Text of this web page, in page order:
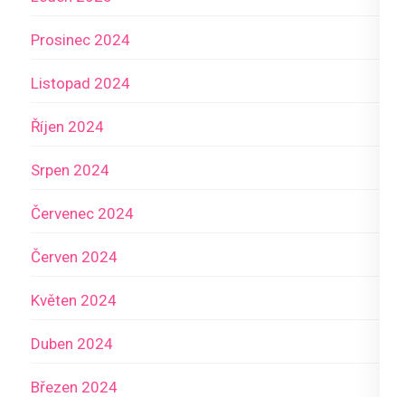
Prosinec 2024
Listopad 2024
Říjen 2024
Srpen 2024
Červenec 2024
Červen 2024
Květen 2024
Duben 2024
Březen 2024